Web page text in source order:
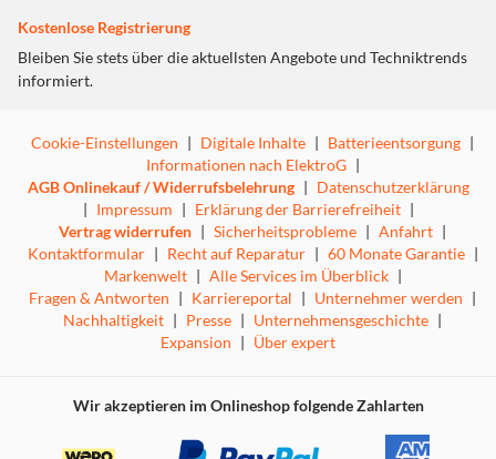
Kostenlose Registrierung
Bleiben Sie stets über die aktuellsten Angebote und Techniktrends
informiert.
Cookie-Einstellungen | Digitale Inhalte | Batterieentsorgung |
Informationen nach ElektroG |
AGB Onlinekauf / Widerrufsbelehrung | Datenschutzerklärung
| Impressum | Erklärung der Barrierefreiheit |
Vertrag widerrufen | Sicherheitsprobleme | Anfahrt |
Kontaktformular | Recht auf Reparatur | 60 Monate Garantie |
Markenwelt | Alle Services im Überblick |
Fragen & Antworten | Karriereportal | Unternehmer werden |
Nachhaltigkeit | Presse | Unternehmensgeschichte |
Expansion | Über expert
Wir akzeptieren im Onlineshop folgende Zahlarten